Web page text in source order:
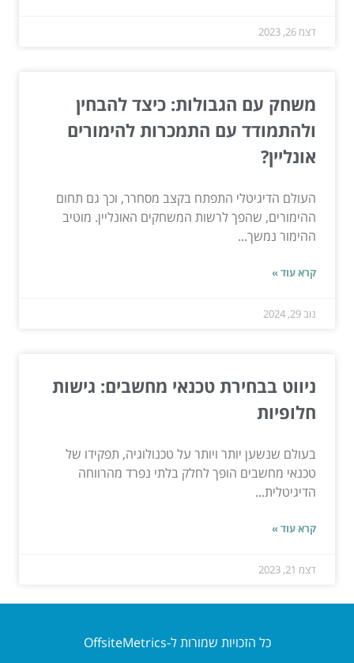
דצמ 26, 2023
משחק עם הגבולות: כיצד להבחין
ולהתמודד עם התמכרות להימורים
אונליין?
העולם הדיגיטלי התפתח בקצב מסחרר, וכך גם תחום
ההימורים, שהפך לרשות המשחקים האונליין. מוטיב
ההימור נמשך...
קרא עוד »
נוב 29, 2024
ניווט בבחירת טכנאי מחשבים: גישות
חלופיות
בעולם שנשען יותר ויותר על טכנולוגיה, תפקידו של
טכנאי מחשבים הופך לחלק בלתי נפרד מהרווחה
הדיגיטלית...
קרא עוד »
דצמ 21, 2023
כל הזכויות שמורות ל-OffsiteMetrics